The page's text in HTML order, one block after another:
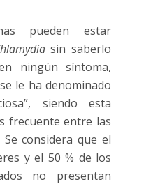
pueden estar
sin saberlo
ningún síntoma,
le ha denominado
siendo esta
frecuente entre las
considera que el
y el 50 % de los
no presentan